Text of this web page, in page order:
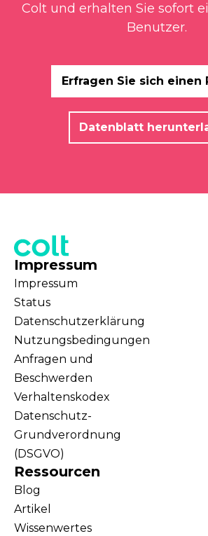
Colt und erhalten Sie sofort
Benutzer.
Erfragen Sie sich einen
Datenblatt
Impressum
Impressum
Status
Datenschutzerklärung
Nutzungsbedingungen
Anfragen und
Beschwerden
Verhaltenskodex
Datenschutz-
Grundverordnung
(DSGVO)
Ressourcen
Blog
Artikel
Wissenwertes